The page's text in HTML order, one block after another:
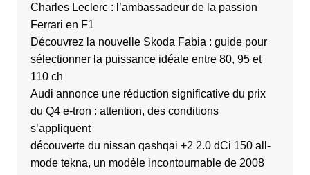
Charles Leclerc : l’ambassadeur de la passion
Ferrari en F1
Découvrez la nouvelle Skoda Fabia : guide pour
sélectionner la puissance idéale entre 80, 95 et
110 ch
Audi annonce une réduction significative du prix
du Q4 e-tron : attention, des conditions
s’appliquent
découverte du nissan qashqai +2 2.0 dCi 150 all-
mode tekna, un modèle incontournable de 2008